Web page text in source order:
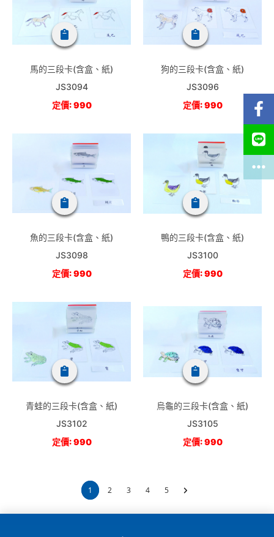
馬的三段卡(含盒、紙)
JS3094
定價: 990
狗的三段卡(含盒、紙)
JS3096
定價: 990
魚的三段卡(含盒、紙)
JS3098
定價: 990
鴨的三段卡(含盒、紙)
JS3100
定價: 990
青蛙的三段卡(含盒、紙)
JS3102
定價: 990
烏龜的三段卡(含盒、紙)
JS3105
定價: 990
1 2 3 4 5